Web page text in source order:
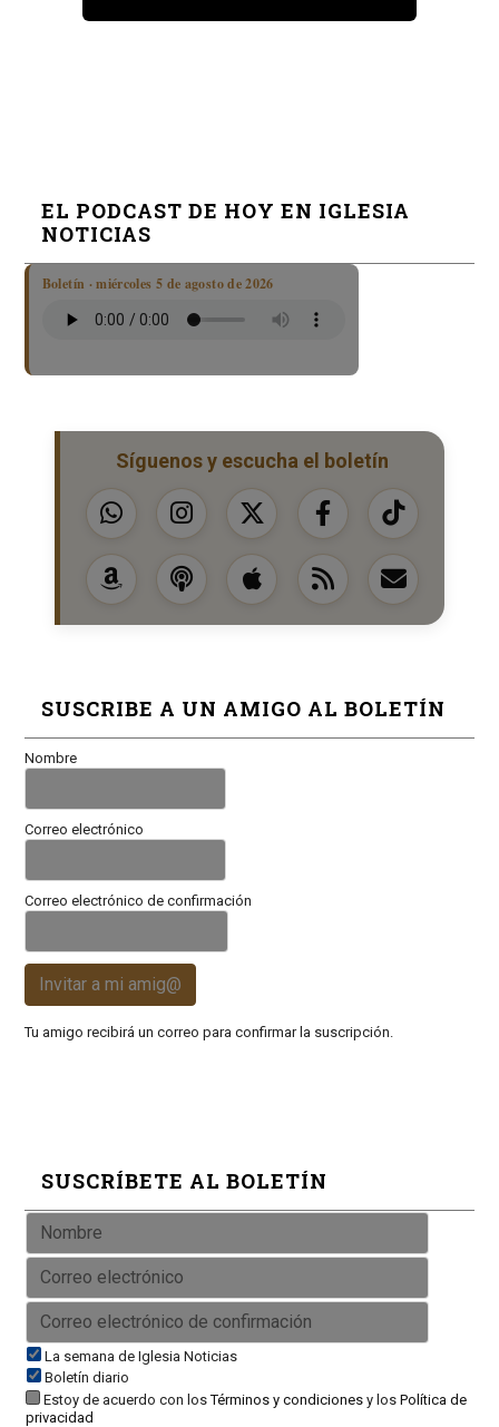
EL PODCAST DE HOY EN IGLESIA
NOTICIAS
Boletín · miércoles 5 de agosto de 2026
Síguenos y escucha el boletín
SUSCRIBE A UN AMIGO AL BOLETÍN
Nombre
Correo electrónico
Correo electrónico de confirmación
Invitar a mi amig@
Tu amigo recibirá un correo para confirmar la suscripción.
SUSCRÍBETE AL BOLETÍN
La semana de Iglesia Noticias
Boletín diario
Estoy de acuerdo con losTérminos y condicionesy los Política de
privacidad